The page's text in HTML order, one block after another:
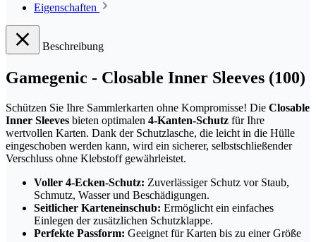
Eigenschaften
Beschreibung
Gamegenic - Closable Inner Sleeves (100)
Schützen Sie Ihre Sammlerkarten ohne Kompromisse! Die Closable
Inner Sleeves bieten optimalen 4-Kanten-Schutz für Ihre
wertvollen Karten. Dank der Schutzlasche, die leicht in die Hülle
eingeschoben werden kann, wird ein sicherer, selbstschließender
Verschluss ohne Klebstoff gewährleistet.
Voller 4-Ecken-Schutz: Zuverlässiger Schutz vor Staub,
Schmutz, Wasser und Beschädigungen.
Seitlicher Karteneinschub: Ermöglicht ein einfaches
Einlegen der zusätzlichen Schutzklappe.
Perfekte Passform: Geeignet für Karten bis zu einer Größe